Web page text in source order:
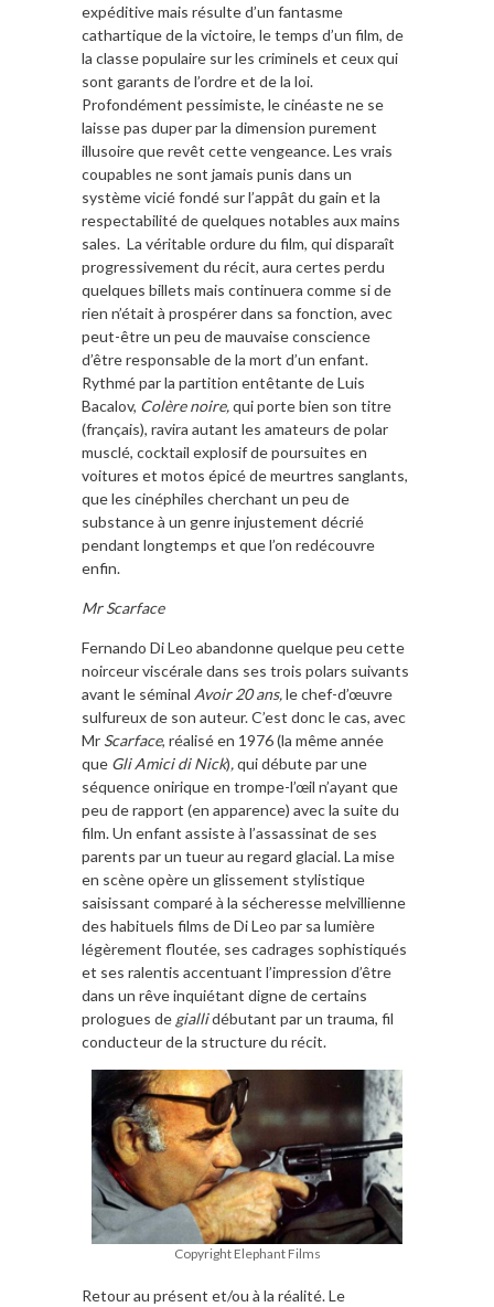
expéditive mais résulte d’un fantasme
cathartique de la victoire, le temps d’un film, de
la classe populaire sur les criminels et ceux qui
sont garants de l’ordre et de la loi.
Profondément pessimiste, le cinéaste ne se
laisse pas duper par la dimension purement
illusoire que revêt cette vengeance. Les vrais
coupables ne sont jamais punis dans un
système vicié fondé sur l’appât du gain et la
respectabilité de quelques notables aux mains
sales. La véritable ordure du film, qui disparaît
progressivement du récit, aura certes perdu
quelques billets mais continuera comme si de
rien n’était à prospérer dans sa fonction, avec
peut-être un peu de mauvaise conscience
d’être responsable de la mort d’un enfant.
Rythmé par la partition entêtante de Luis
Bacalov, Colère noire,qui porte bien son titre
(français), ravira autant les amateurs de polar
musclé, cocktail explosif de poursuites en
voitures et motos épicé de meurtres sanglants,
que les cinéphiles cherchant un peu de
substance à un genre injustement décrié
pendant longtemps et que l’on redécouvre
enfin.
Mr Scarface
Fernando Di Leo abandonne quelque peu cette
noirceur viscérale dans ses trois polars suivants
avant le séminal Avoir 20 ans,le chef-d’œuvre
sulfureux de son auteur. C’est donc le cas, avec
Mr Scarface, réalisé en 1976 (la même année
que Gli Amici di Nick),qui débute par une
séquence onirique en trompe-l’œil n’ayant que
peu de rapport (en apparence) avec la suite du
film. Un enfant assiste à l’assassinat de ses
parents par un tueur au regard glacial. La mise
en scène opère un glissement stylistique
saisissant comparé à la sécheresse melvillienne
des habituels films de Di Leo par sa lumière
légèrement floutée, ses cadrages sophistiqués
et ses ralentis accentuant l’impression d’être
dans un rêve inquiétant digne de certains
prologues de giallidébutant par un trauma, fil
conducteur de la structure du récit.
Copyright Elephant Films
Retour au présent et/ou à la réalité. Le